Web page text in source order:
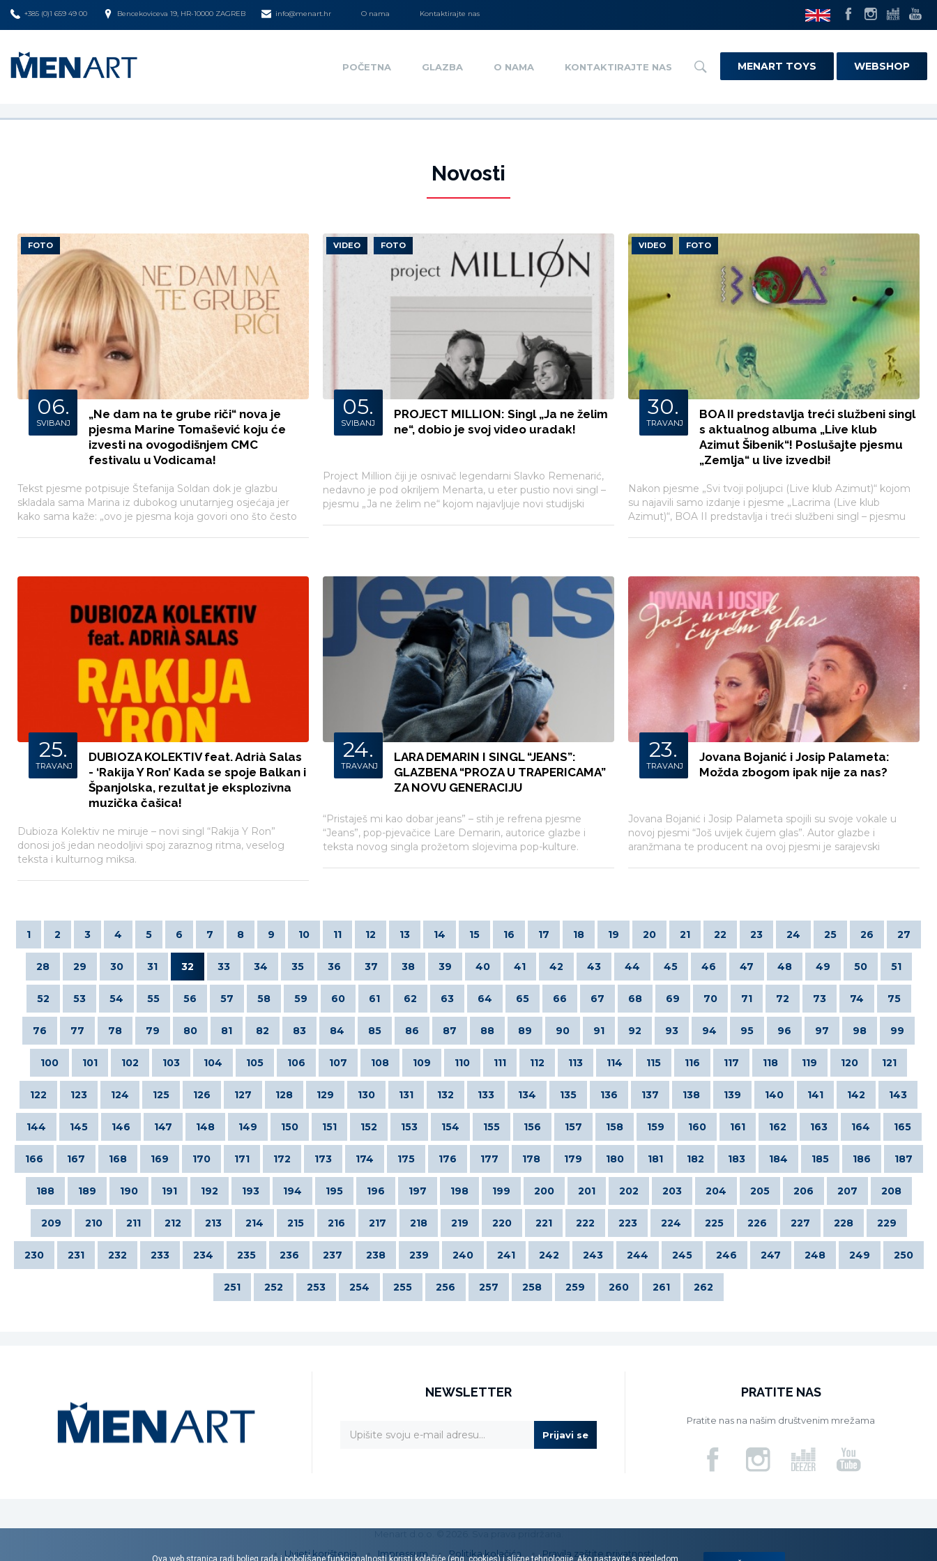
+385 (0)1 659 49 00 Bencekoviceva 19, HR-10000 ZAGREB info@menart.hr O nama Kontaktirajte nas
POČETNA GLAZBA O NAMA KONTAKTIRAJTE NAS MENART TOYS WEBSHOP
Novosti
FOTO
06.
SVIBANJ
„Ne dam na te grube riči“ nova je
pjesma Marine Tomašević koju će
izvesti na ovogodišnjem CMC
festivalu u Vodicama!
Tekst pjesme potpisuje Štefanija Soldan dok je glazbu
skladala sama Marina iz dubokog unutarnjeg osjećaja jer
kako sama kaže: „ovo je pjesma koja govori ono što često
VIDEO FOTO
05.
SVIBANJ
PROJECT MILLION: Singl „Ja ne želim
ne“, dobio je svoj video uradak!
Project Million čiji je osnivač legendarni Slavko Remenarić,
nedavno je pod okriljem Menarta, u eter pustio novi singl –
pjesmu „Ja ne želim ne“ kojom najavljuje novi studijski
VIDEO FOTO
30.
TRAVANJ
BOA II predstavlja treći službeni singl
s aktualnog albuma „Live klub
Azimut Šibenik“! Poslušajte pjesmu
„Zemlja“ u live izvedbi!
Nakon pjesme „Svi tvoji poljupci (Live klub Azimut)“ kojom
su najavili samo izdanje i pjesme „Lacrima (Live klub
Azimut)“, BOA II predstavlja i treći službeni singl – pjesmu
25.
TRAVANJ
DUBIOZA KOLEKTIV feat. Adrià Salas
- ‘Rakija Y Ron’ Kada se spoje Balkan i
Španjolska, rezultat je eksplozivna
muzička čašica!
Dubioza Kolektiv ne miruje – novi singl “Rakija Y Ron”
donosi još jedan neodoljivi spoj zaraznog ritma, veselog
teksta i kulturnog miksa.
24.
TRAVANJ
LARA DEMARIN I SINGL “JEANS”:
GLAZBENA “PROZA U TRAPERICAMA”
ZA NOVU GENERACIJU
“Pristaješ mi kao dobar jeans” – stih je refrena pjesme
“Jeans”, pop-pjevačice Lare Demarin, autorice glazbe i
teksta novog singla prožetom slojevima pop-kulture.
23.
TRAVANJ
Jovana Bojanić i Josip Palameta:
Možda zbogom ipak nije za nas?
Jovana Bojanić i Josip Palameta spojili su svoje vokale u
novoj pjesmi “Još uvijek čujem glas”. Autor glazbe i
aranžmana te producent na ovoj pjesmi je sarajevski
1 2 3 4 5 6 7 8 9 10 11 12 13 14 15 16 17 18 19 20 21 22 23 24 25 26 27
28 29 30 31 32 33 34 35 36 37 38 39 40 41 42 43 44 45 46 47 48 49 50 51
52 53 54 55 56 57 58 59 60 61 62 63 64 65 66 67 68 69 70 71 72 73 74 75
76 77 78 79 80 81 82 83 84 85 86 87 88 89 90 91 92 93 94 95 96 97 98 99
100 101 102 103 104 105 106 107 108 109 110 111 112 113 114 115 116 117 118 119 120 121
122 123 124 125 126 127 128 129 130 131 132 133 134 135 136 137 138 139 140 141 142 143
144 145 146 147 148 149 150 151 152 153 154 155 156 157 158 159 160 161 162 163 164 165
166 167 168 169 170 171 172 173 174 175 176 177 178 179 180 181 182 183 184 185 186 187
188 189 190 191 192 193 194 195 196 197 198 199 200 201 202 203 204 205 206 207 208
209 210 211 212 213 214 215 216 217 218 219 220 221 222 223 224 225 226 227 228 229
230 231 232 233 234 235 236 237 238 239 240 241 242 243 244 245 246 247 248 249 250
251 252 253 254 255 256 257 258 259 260 261 262
NEWSLETTER
Prijavi se
PRATITE NAS
Pratite nas na našim društvenim mrežama
Uvjeti korištenja
Impressum Politika kolačića Pravila zaštite privatnosti
Ova web stranica radi boljeg rada i poboljšane funkcionalnosti koristi kolačiće (eng. cookies) i slične tehnologije. Ako nastavite s pregledom